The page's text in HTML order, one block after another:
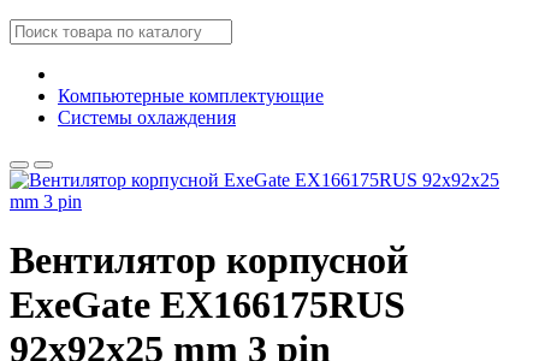
Компьютерные комплектующие
Системы охлаждения
Вентилятор корпусной
ExeGate EX166175RUS
92x92x25 mm 3 pin